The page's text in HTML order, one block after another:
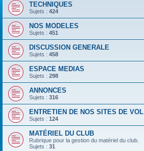
TECHNIQUES
Sujets : 424
NOS MODELES
Sujets : 451
DISCUSSION GENERALE
Sujets : 458
ESPACE MEDIAS
Sujets : 298
ANNONCES
Sujets : 316
ENTRETIEN DE NOS SITES DE VOL
Sujets : 124
MATÉRIEL DU CLUB
Rubrique pour la gestion du matériel du club.
Sujets : 31